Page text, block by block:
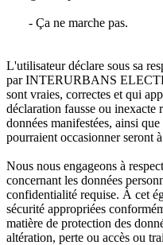
- Ça ne marche pas.
L'utilisateur déclare sous sa
par INTERURBANS
sont vraies, correctes et qui
déclaration fausse ou inexacte
données manifestées, ainsi
pourraient occasionner seront
Nous nous engageons à
concernant les données
confidentialité requise. À cet
sécurité appropriées
matière de protection des
altération, perte ou accès ou